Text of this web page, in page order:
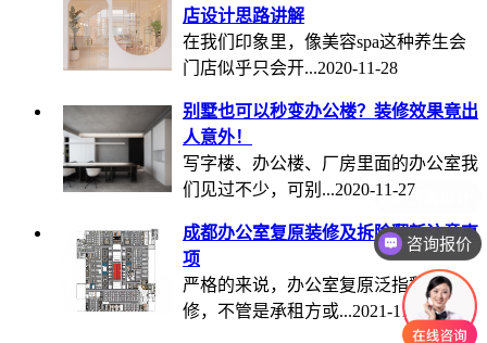
店设计思路讲解
在我们印象里，像美容spa这种养生会
门店似乎只会开...2020-11-28
别墅也可以秒变办公楼？装修效果竟出
人意外！
写字楼、办公楼、厂房里面的办公室我
们见过不少，可别...2020-11-27
成都办公室复原装修及拆除翻新注意事
项
严格的来说，办公室复原泛指翻新装
修，不管是承租方或...2021-11-25
咨询报价